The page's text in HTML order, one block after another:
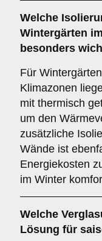
Welche
Wintergärten
besonders
Für
Klimazonen
mit thermisch
um den
zusätzliche
Wände ist
Energiekosten
im Winter
Welche
Lösung für